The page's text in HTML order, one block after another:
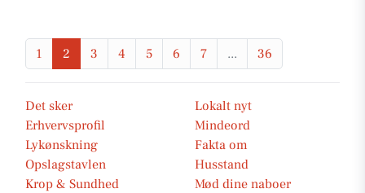
1 2 3 4 5 6 7 ... 36
Det sker
Lokalt nyt
Erhvervsprofil
Mindeord
Lykønskning
Fakta om
Opslagstavlen
Husstand
Krop & Sundhed
Mød dine naboer